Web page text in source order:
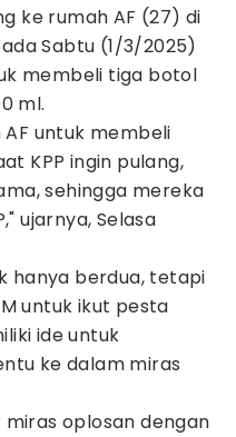
ke rumah AF (27) di
Sabtu (1/3/2025)
membeli tiga botol
ml.
untuk membeli
KPP ingin pulang,
sehingga mereka
ujarnya, Selasa
hanya berdua, tetapi
untuk ikut pesta
ide untuk
ke dalam miras
oplosan dengan